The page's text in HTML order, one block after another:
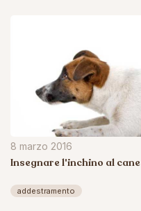
8 marzo 2016
Insegnare l'inchino al cane
addestramento